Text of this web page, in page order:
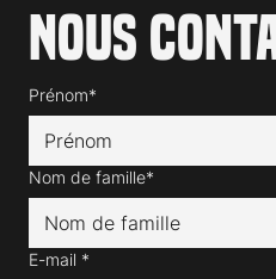
Nous
Prénom*
Nom de famille*
E-mail *